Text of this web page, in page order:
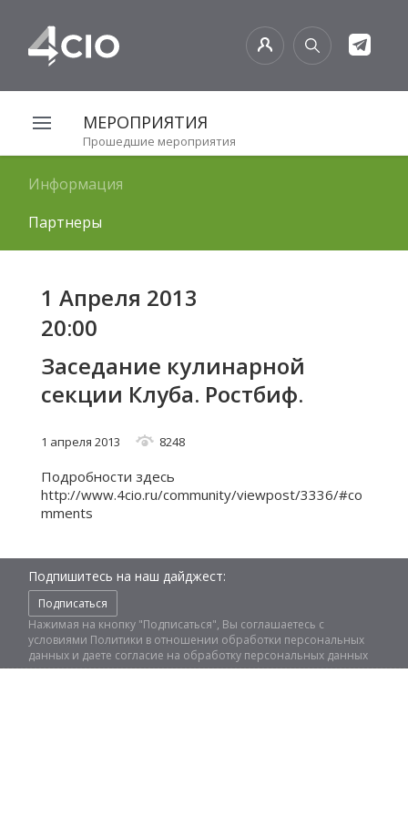
МЕРОПРИЯТИЯ
Прошедшие мероприятия
Информация
Партнеры
1 Апреля 2013
20:00
Заседание кулинарной
секции Клуба. Ростбиф.
1 апреля 2013 8248
Подробности здесь
http://www.4cio.ru/community/viewpost/3336/#co
mments
Подпишитесь на наш дайджест:
Подписаться
Нажимая на кнопку "Подписаться", Вы соглашаетесь с
условиями Политики в отношении обработки персональных
данных и даете согласие на обработку персональных данных